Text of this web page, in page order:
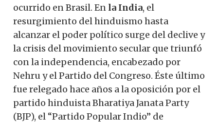
ocurrido en Brasil. En la India, el
resurgimiento del hinduismo hasta
alcanzar el poder político surge del declive y
la crisis del movimiento secular que triunfó
con la independencia, encabezado por
Nehru y el Partido del Congreso. Éste último
fue relegado hace años a la oposición por el
partido hinduista Bharatiya Janata Party
(BJP), el “Partido Popular Indio” de